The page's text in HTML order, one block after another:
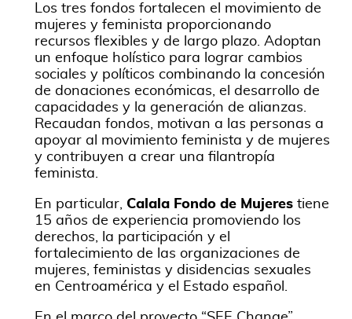
Los tres fondos fortalecen el movimiento de
mujeres y feminista proporcionando
recursos flexibles y de largo plazo. Adoptan
un enfoque holístico para lograr cambios
sociales y políticos combinando la concesión
de donaciones económicas, el desarrollo de
capacidades y la generación de alianzas.
Recaudan fondos, motivan a las personas a
apoyar al movimiento feminista y de mujeres
y contribuyen a crear una filantropía
feminista.
En particular, Calala Fondo de Mujeres tiene
15 años de experiencia promoviendo los
derechos, la participación y el
fortalecimiento de las organizaciones de
mujeres, feministas y disidencias sexuales
en Centroamérica y el Estado español.